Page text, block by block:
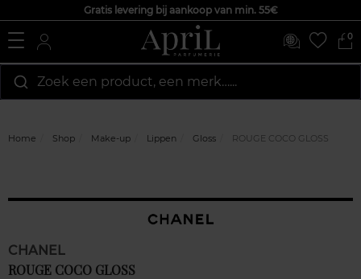
Gratis levering bij aankoop van min. 55€
0
Zoek een product, een merk…...
Home Shop Make-up Lippen Gloss ROUGE COCO GLOSS
CHANEL
ROUGE COCO GLOSS